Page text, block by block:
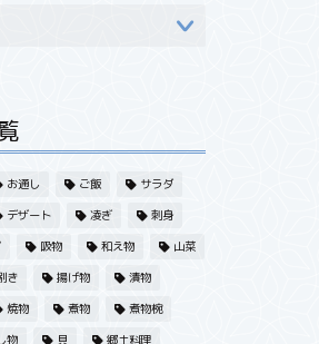
お通し ご飯
サラダ
デザート 凌ぎ
刺身
吸物 和え物
山菜
き 揚げ物
漬物
焼物 煮物
煮物椀
物 貝
郷土料理